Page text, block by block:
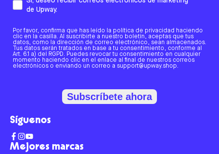
Mejores marcas
de Upway.
Por favor, confirma que has leído la política de privacidad haciendo
clic en la casilla. Al suscribirte a nuestro boletín, aceptas que tus
datos, como la dirección de correo electrónico, sean almacenados.
Tus datos serán tratados en base a tu consentimiento, conforme al
Art. 6.1 a) del RGPD. Puedes revocar tu consentimiento en cualquier
momento haciendo clic en el enlace al final de nuestros correos
electrónicos o enviando un correo a support@upway.shop.
Subscríbete ahora
Síguenos